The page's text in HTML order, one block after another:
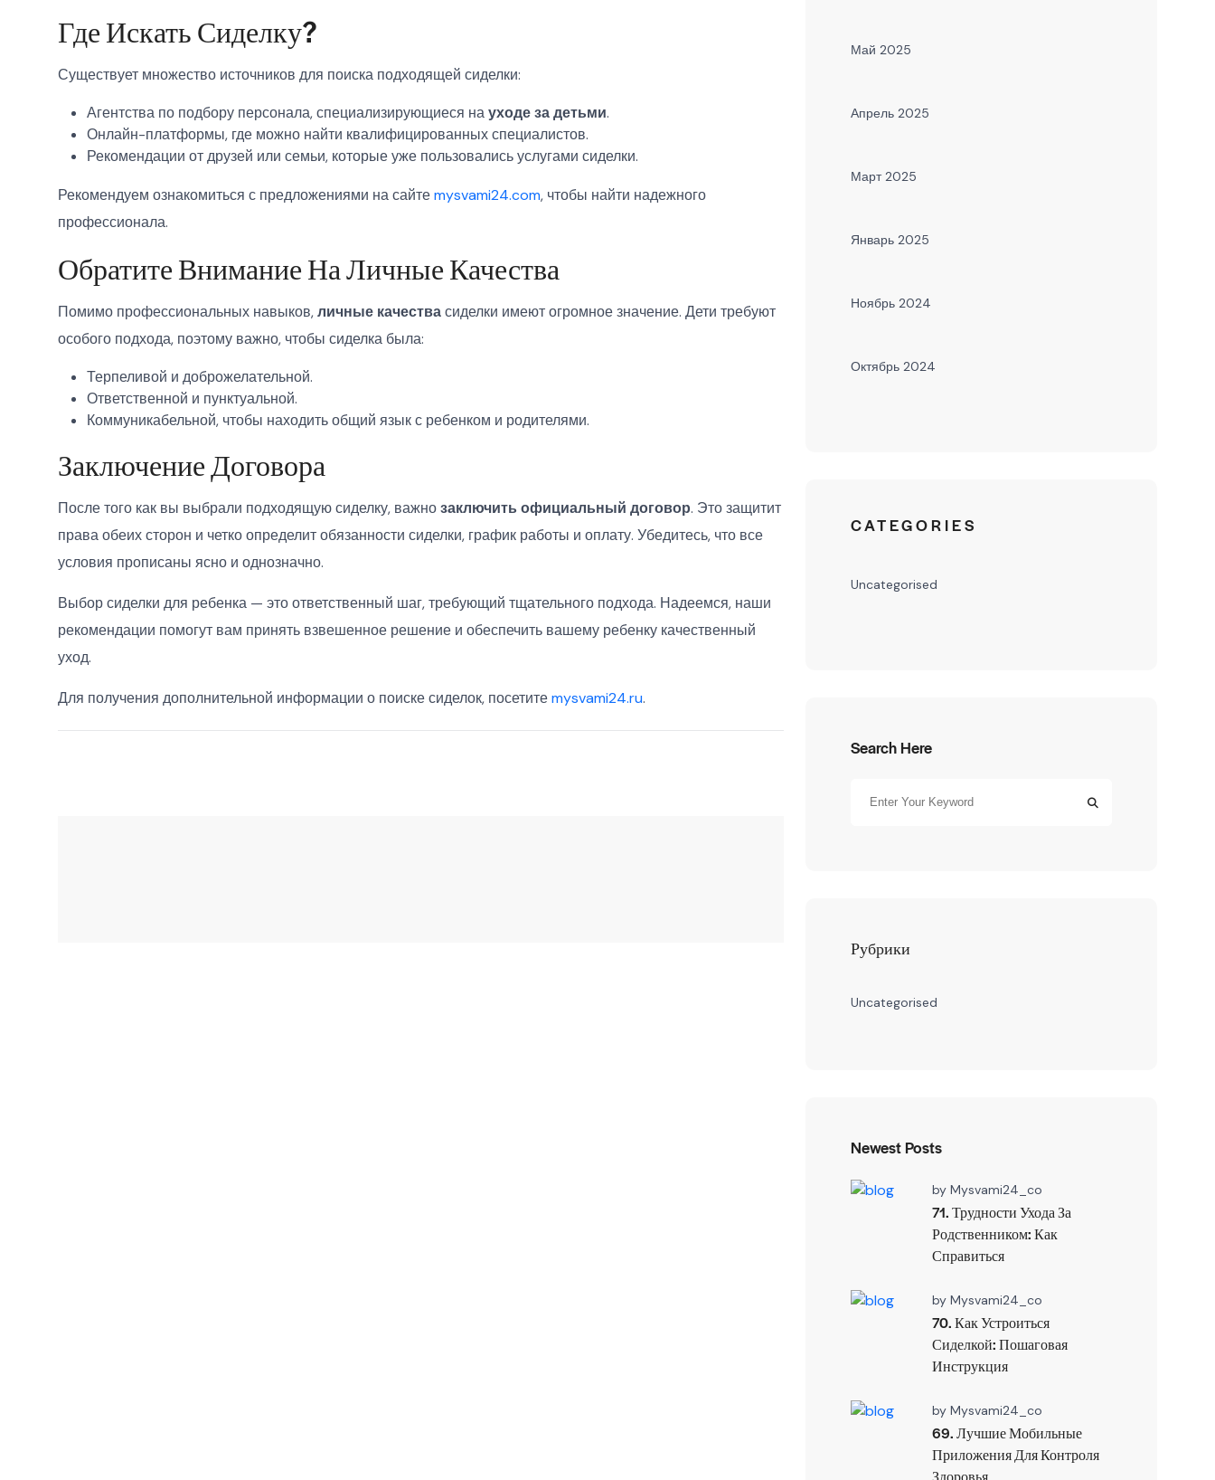
Где Искать Сиделку?
Существует множество источников для поиска подходящей сиделки:
Агентства по подбору персонала, специализирующиеся науходе за детьми.
Онлайн-платформы, где можно найти квалифицированных специалистов.
Рекомендации от друзей или семьи, которые уже пользовались услугами сиделки.
Рекомендуем ознакомиться с предложениями на сайтеmysvami24.com, чтобы найти надежного
профессионала.
Обратите Внимание На Личные Качества
Помимо профессиональных навыков,личные качествасиделки имеют огромное значение. Дети требуют
особого подхода, поэтому важно, чтобы сиделка была:
Терпеливой и доброжелательной.
Ответственной и пунктуальной.
Коммуникабельной, чтобы находить общий язык с ребенком и родителями.
Заключение Договора
После того как вы выбрали подходящую сиделку, важнозаключить официальный договор. Это защитит
права обеих сторон и четко определит обязанности сиделки, график работы и оплату. Убедитесь, что все
условия прописаны ясно и однозначно.
Выбор сиделки для ребенка — это ответственный шаг, требующий тщательного подхода. Надеемся, наши
рекомендации помогут вам принять взвешенное решение и обеспечить вашему ребенку качественный
уход.
Для получения дополнительной информации о поиске сиделок, посетитеmysvami24.ru.
Май 2025
Апрель 2025
Март 2025
Январь 2025
Ноябрь 2024
Октябрь 2024
CATEGORIES
Uncategorised
Search Here
Рубрики
Uncategorised
Newest Posts
by Mysvami24_co
71. Трудности Ухода За
Родственником: Как
Справиться
by Mysvami24_co
70. Как Устроиться
Сиделкой: Пошаговая
Инструкция
by Mysvami24_co
69. Лучшие Мобильные
Приложения Для Контроля
Здоровья